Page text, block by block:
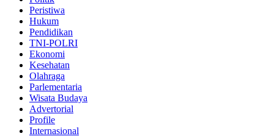
Peristiwa
Hukum
Pendidikan
TNI-POLRI
Ekonomi
Kesehatan
Olahraga
Parlementaria
Wisata Budaya
Advertorial
Profile
Internasional